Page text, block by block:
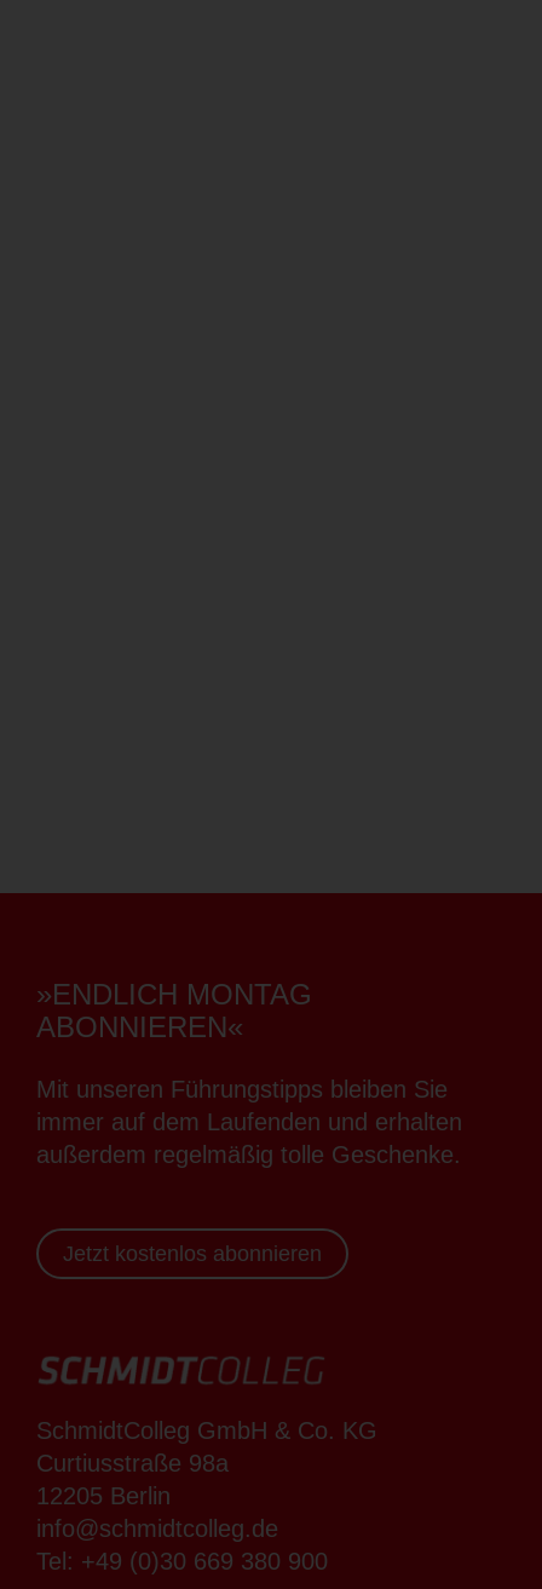
»ENDLICH MONTAG
ABONNIEREN«
Mit unseren Führungstipps bleiben Sie
immer auf dem Laufenden und erhalten
außerdem regelmäßig tolle Geschenke.
Jetzt kostenlos abonnieren
SchmidtColleg GmbH & Co. KG
Curtiusstraße 98a
12205 Berlin
info@schmidtcolleg.de
Tel: +49 (0)30 669 380 900